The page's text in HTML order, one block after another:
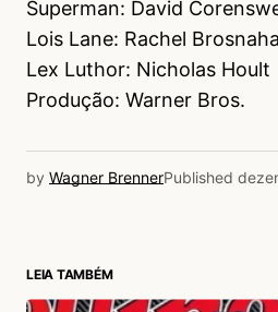
Superman: David
Lois Lane: Rachel
Lex Luthor: Nicholas Hoult
Produção: Warner Bros.
by Wagner BrennerPublished
LEIA TAMBÉM